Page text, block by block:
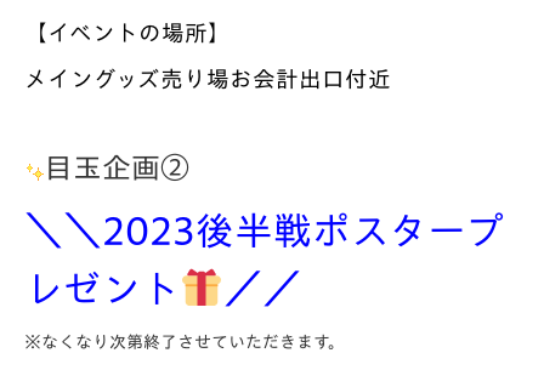
【イベントの場所】
メイングッズ売り場お会計出口付近
目玉企画②
＼＼2023後半戦ポスタープ
レゼント
／／
※なくなり次第終了させていただきます。